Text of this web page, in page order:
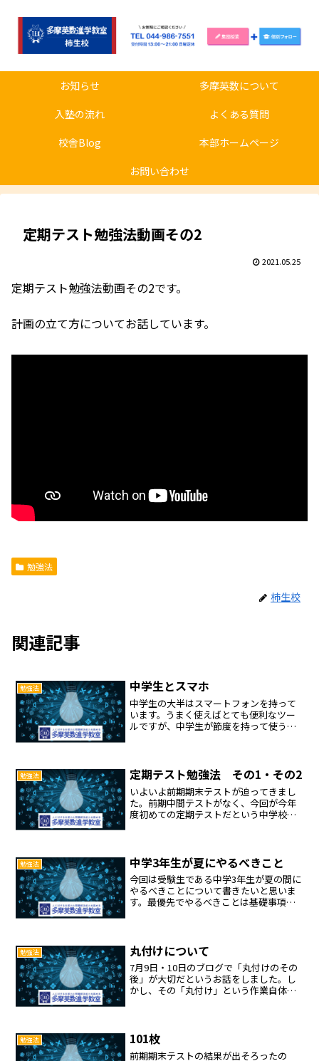
お知らせ
多摩英数について
入塾の流れ
よくある質問
校舎Blog
本部ホームページ
お問い合わせ
定期テスト勉強法動画その2
2021.05.25
定期テスト勉強法動画その2です。
計画の立て方についてお話しています。
勉強法
柿生校
関連記事
勉強法 中学生とスマホ
中学生の大半はスマートフォンを持って
います。うまく使えばとても便利なツー
ルですが、中学生が節度を持って使うの
ゲーム・音楽・漫画・...
勉強法 定期テスト勉強法 その1・その2
いよいよ前期期末テストが迫ってきまし
た。前期中間テストがなく、今回が今年
度初めての定期テストだという中学校も
回から5回に分けて定期...
勉強法 中学3年生が夏にやるべきこと
今回は受験生である中学3年生が夏の間に
やるべきことについて書きたいと思いま
す。最優先でやるべきことは基礎事項の
1、中2の学習事項のヌ...
勉強法 丸付けについて
7月9日・10日のブログで「丸付けのその
後」が大切だというお話をしました。し
かし、その「丸付け」という作業自体が
間違っているのに丸に...
勉強法 101枚
前期期末テストの結果が出そろったの